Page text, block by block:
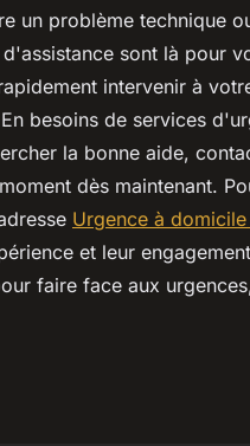
un problème technique
sont là pour
intervenir à
besoins de services
la bonne aide,
dès maintenant.
Urgence à
et leur
faire face aux